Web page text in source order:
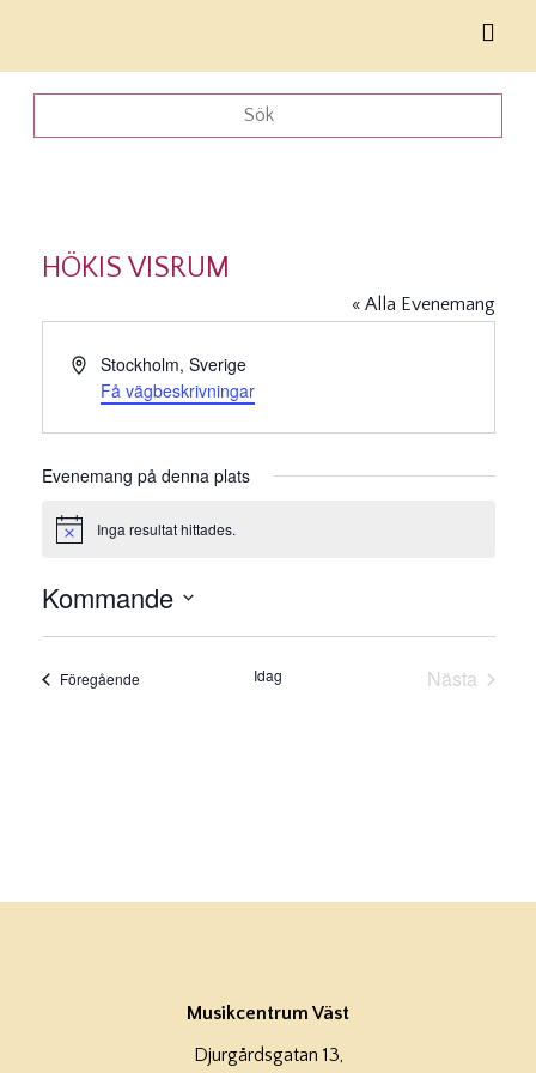
HÖKIS VISRUM
« Alla Evenemang
AdressStockholm, Sverige
Få vägbeskrivningar
Evenemang på denna plats
Notis Inga resultat hittades.
Kommande
Välj
FöregåendeEvenemang Idag
Nästa
Musikcentrum Väst
Djurgårdsgatan 13,